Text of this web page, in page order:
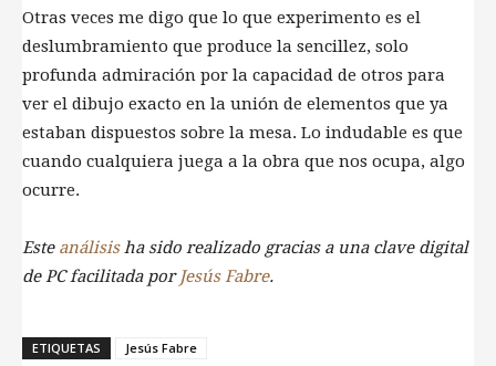
Otras veces me digo que lo que experimento es el
deslumbramiento que produce la sencillez, solo
profunda admiración por la capacidad de otros para
ver el dibujo exacto en la unión de elementos que ya
estaban dispuestos sobre la mesa. Lo indudable es que
cuando cualquiera juega a la obra que nos ocupa, algo
ocurre.
Este análisisha sido realizado gracias a una clave digital
de PC facilitada por Jesús Fabre.
ETIQUETAS Jesús Fabre